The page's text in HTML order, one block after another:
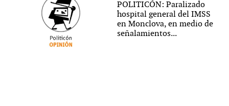
POLITICÓN: Paralizado
hospital general del IMSS
en Monclova, en medio de
señalamientos...